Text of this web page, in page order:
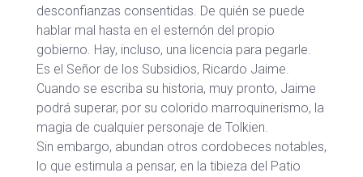
desconfianzas consentidas. De quién se puede
hablar mal hasta en el esternón del propio
gobierno. Hay, incluso, una licencia para pegarle.
Es el Señor de los Subsidios, Ricardo Jaime.
Cuando se escriba su historia, muy pronto, Jaime
podrá superar, por su colorido marroquinerismo, la
magia de cualquier personaje de Tolkien.
Sin embargo, abundan otros cordobeces notables,
lo que estimula a pensar, en la tibieza del Patio